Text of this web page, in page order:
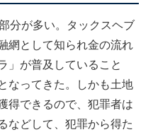
分が多い。タックスヘブ
網として知られ金の流れ
」が普及していること
なってきた。しかも土地
得できるので、犯罪者は
などして、犯罪から得た